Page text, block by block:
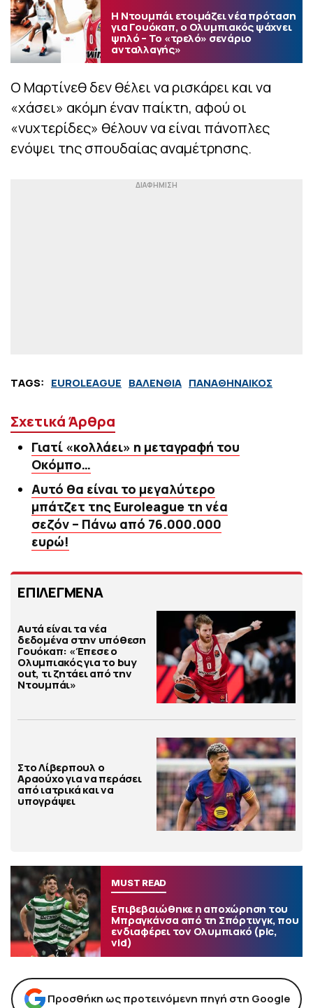
Η Ντουμπάι ετοιμάζει νέα πρόταση
για Γουόκαπ, ο Ολυμπιακός ψάχνει
ψηλό – Το «τρελό» σενάριο
ανταλλαγής»
Ο Μαρτίνεθ δεν θέλει να ρισκάρει και να
«χάσει» ακόμη έναν παίκτη, αφού οι
«νυχτερίδες» θέλουν να είναι πάνοπλες
ενόψει της σπουδαίας αναμέτρησης.
TAGS: EUROLEAGUE ΒΑΛΕΝΘΙΑ ΠΑΝΑΘΗΝΑΙΚΟΣ
Σχετικά Άρθρα
Γιατί «κολλάει» η μεταγραφή του
Οκόμπο…
Αυτό θα είναι το μεγαλύτερο
μπάτζετ της Euroleague τη νέα
σεζόν – Πάνω από 76.000.000
ευρώ!
ΕΠΙΛΕΓΜΕΝΑ
Αυτά είναι τα νέα
δεδομένα στην υπόθεση
Γουόκαπ: «Έπεσε ο
Ολυμπιακός για το buy
out, τι ζητάει από την
Ντουμπάι»
Στο Λίβερπουλ ο
Αραούχο για να περάσει
από ιατρικά και να
υπογράψει
MUST READ
Επιβεβαιώθηκε η αποχώρηση του
Μπραγκάνσα από τη Σπόρτινγκ, που
ενδιαφέρει τον Ολυμπιακό (pic,
vid)
Προσθήκη ως προτεινόμενη πηγή στη Google